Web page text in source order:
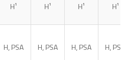
H¹ H¹ H¹ H¹
H, PSA H, PSA H, PSA H, PSA